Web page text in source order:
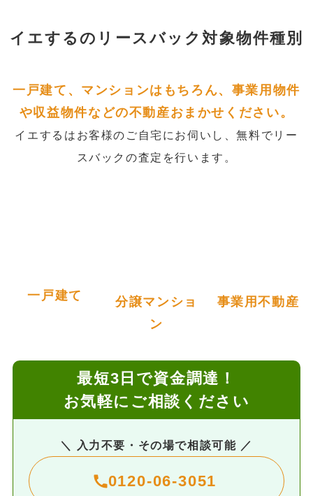
イエするの リースバック対象物件種別
一戸建て、マンションはもちろん、事業用物件
や収益物件などの不動産おまかせください。
イエするはお客様のご自宅にお伺いし、無料でリー
スバックの査定を行います。
一戸建て
分譲マンショ
ン
事業用不動産
最短3日で資金調達！
お気軽にご相談ください
＼ 入力不要・その場で相談可能 ／
0120-06-3051